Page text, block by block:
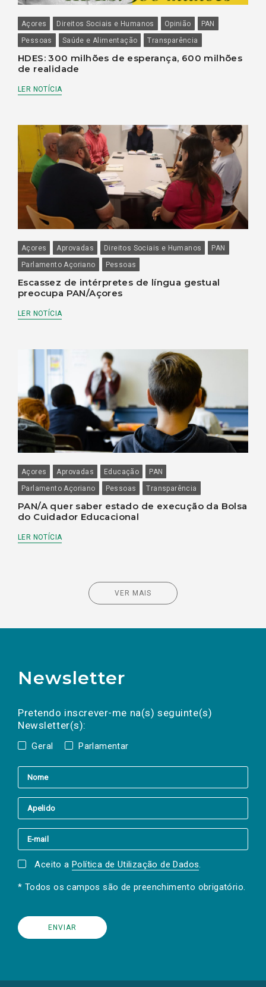
Açores Direitos Sociais e Humanos Opinião
PAN
Pessoas
Saúde e Alimentação Transparência
HDES: 300 milhões de esperança, 600 milhões
de realidade
LER NOTÍCIA
Açores Aprovadas Direitos Sociais e Humanos
PAN
Parlamento Açoriano
Pessoas
Escassez de intérpretes de língua gestual
preocupa PAN/Açores
LER NOTÍCIA
Açores Aprovadas Educação
PAN
Parlamento Açoriano
Pessoas Transparência
PAN/A quer saber estado de execução da Bolsa
do Cuidador Educacional
LER NOTÍCIA
VER MAIS
Newsletter
Pretendo inscrever-me na(s) seguinte(s)
Newsletter(s):
Geral Parlamentar
a(s) newsletter(s).
mail
Aceito a Política de Utilização de Dados.
* Todos os campos são de preenchimento obrigatório.